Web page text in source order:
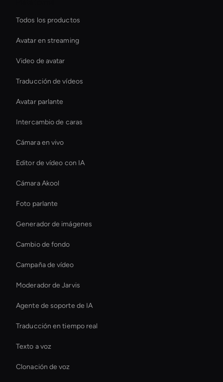
Todos los productos
Avatar en streaming
Video de avatar
Traducción de vídeos
Avatar parlante
Intercambio de caras
Cámara en vivo
Editor de vídeo con IA
Cámara Akool
Foto parlante
Generador de imágenes
Cambio de fondo
Campaña de vídeo
Moderador de Jarvis
Agente de soporte de IA
Traducción en tiempo real
Texto a voz
Clonación de voz